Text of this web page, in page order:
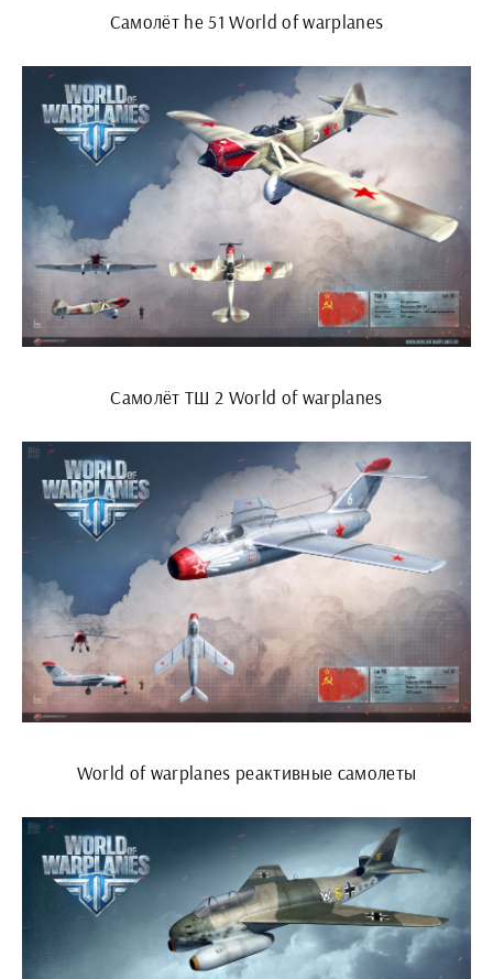
Самолёт he 51 World of warplanes
Самолёт ТШ 2 World of warplanes
World of warplanes реактивные самолеты